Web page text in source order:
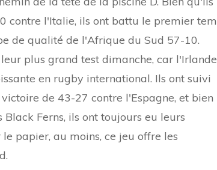
contre l'Italie, ils ont battu le premier
de qualité de l'Afrique du Sud 57-10.
plus grand test dimanche, car
en rugby international. Ils ont suivi
de 43-27 contre l'Espagne, et bien
Ferns, ils ont toujours eu leurs
papier, au moins, ce jeu offre les